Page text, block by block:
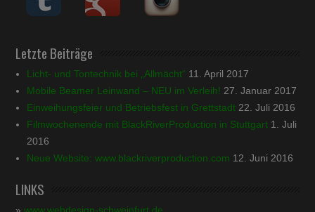
Letzte Beiträge
Licht- und Tontechnik bei „Allmächt“ 11. April 2017
Mobile Beamer Leinwand – NEU im Verleih! 27. Januar 2017
Einweihungsfeier und Betriebsfest in Grettstadt 22. Juli 2016
Filmwochenende mit BlackRiverProduction in Stuttgart 1. Juli
2016
Neue Website: www.blackriverproduction.com 12. Juni 2016
LINKS